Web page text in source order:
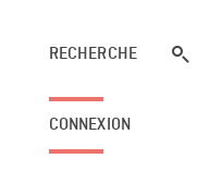
RECHERCHE
CONNEXION